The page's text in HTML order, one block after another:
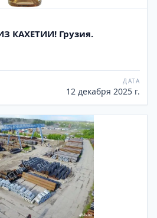
КАХЕТИИ! Грузия.
ДАТА
12 декабря 2025 г.